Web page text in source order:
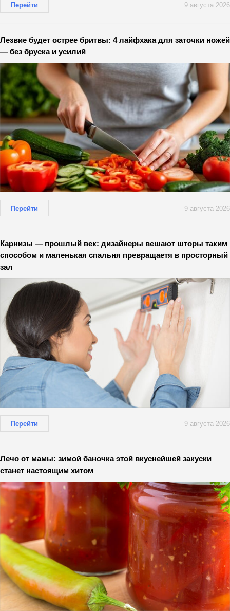
Перейти 9 августа 2026
Лезвие будет острее бритвы: 4 лайфхака для заточки ножей
— без бруска и усилий
Перейти 9 августа 2026
Карнизы — прошлый век: дизайнеры вешают шторы таким
способом и маленькая спальня превращаетя в просторный
зал
Перейти 9 августа 2026
Лечо от мамы: зимой баночка этой вкуснейшей закуски
станет настоящим хитом